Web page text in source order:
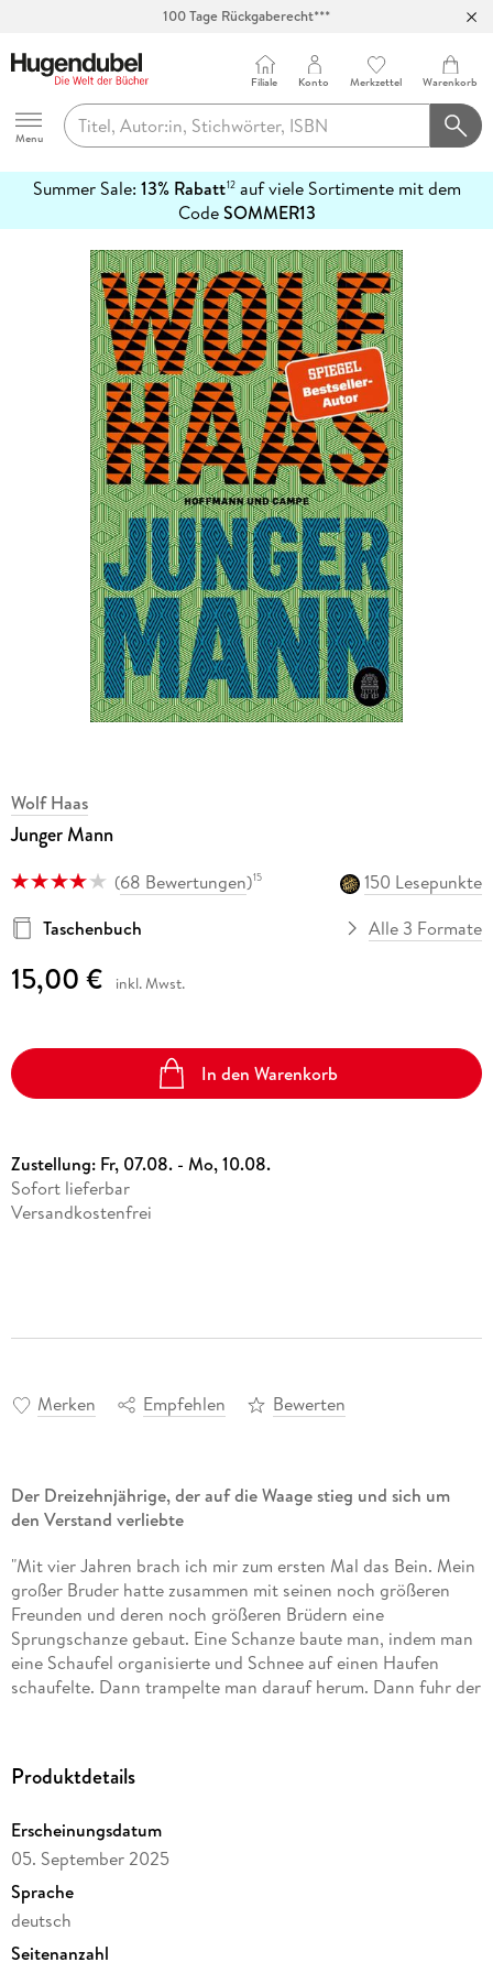
100 Tage Rückgaberecht***
Hugendubel
Menu
Filiale Konto Merkzettel Warenkorb
Summer Sale: 13% Rabatt12auf viele Sortimente mit dem
CodeSOMMER13
erfahren
Wolf Haas
Junger Mann
(68 Bewertungen)15
150 Lesepunkte
Taschenbuch
Alle 3 Formate
15,00 € inkl. Mwst.
In den Warenkorb
Zustellung: Fr, 07.08. - Mo, 10.08.
Sofort lieferbar
Versandkostenfrei
Merken Empfehlen Bewerten
Der Dreizehnjährige, der auf die Waage stieg und sich um
den Verstand verliebte
"Mit vier Jahren brach ich mir zum ersten Mal das Bein. Mein
großer Bruder hatte zusammen mit seinen noch größeren
Freunden und deren noch größeren Brüdern eine
Sprungschanze gebaut. Eine Schanze baute man, indem man
eine Schaufel organisierte und Schnee auf einen Haufen
schaufelte. Dann trampelte man darauf herum. Dann fuhr der
Auf diese Weise lernt der junge Mann früh den Vorteil von
Nachteil von Trostschokolade kennen: Übergewicht.
Mit 13 beginnt er in den Sommerferien eine radikale
Abmagerungskur. Weil ihn unvorbereitet dieses zauberhafte
Lächeln getroffen hat. Das Gute am Verlieben: Die Elsa. Das
Problem am Verlieben: Ihr Ehemann. Der Lastwagenfahrer
Produktdetails
Erscheinungsdatum
05. September 2025
Sprache
deutsch
Seitenanzahl